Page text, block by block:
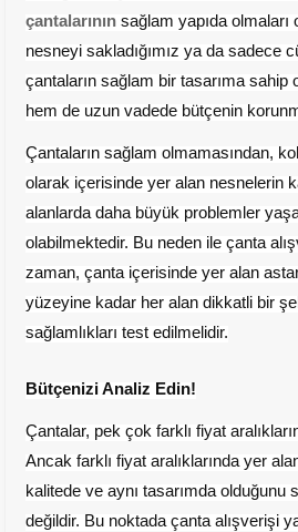
çantalarının sağlam yapıda
nesneyi sakladığımız ya da sadece
çantaların sağlam bir tasarıma sahip
hem de uzun vadede bütçenin
Çantaların sağlam olmamasından,
olarak içerisinde yer alan nesnelerin
alanlarda daha büyük problemler
olabilmektedir. Bu neden ile çanta
zaman, çanta içerisinde yer alan
yüzeyine kadar her alan dikkatli bir
sağlamlıkları test edilmelidir.
Bütçenizi Analiz Edin!
Çantalar, pek çok farklı fiyat
Ancak farklı fiyat aralıklarında yer
kalitede ve aynı tasarımda
değildir. Bu noktada çanta alışverişi